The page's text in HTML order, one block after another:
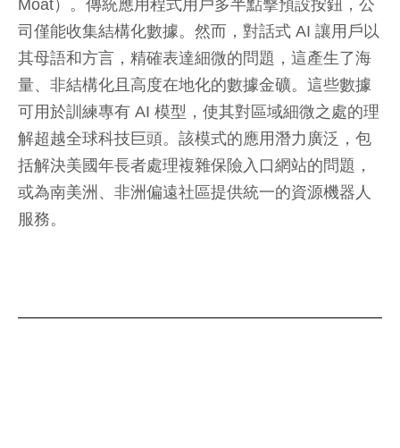
Moat）。傳統應用程式用戶多半點擊預設按鈕，公
司僅能收集結構化數據。然而，對話式 AI 讓用戶以
其母語和方言，精確表達細微的問題，這產生了海
量、非結構化且高度在地化的數據金礦。這些數據
可用於訓練專有 AI 模型，使其對區域細微之處的理
解超越全球科技巨頭。該模式的應用潛力廣泛，包
括解決美國年長者處理複雜保險入口網站的問題，
或為南美洲、非洲偏遠社區提供統一的資源機器人
服務。